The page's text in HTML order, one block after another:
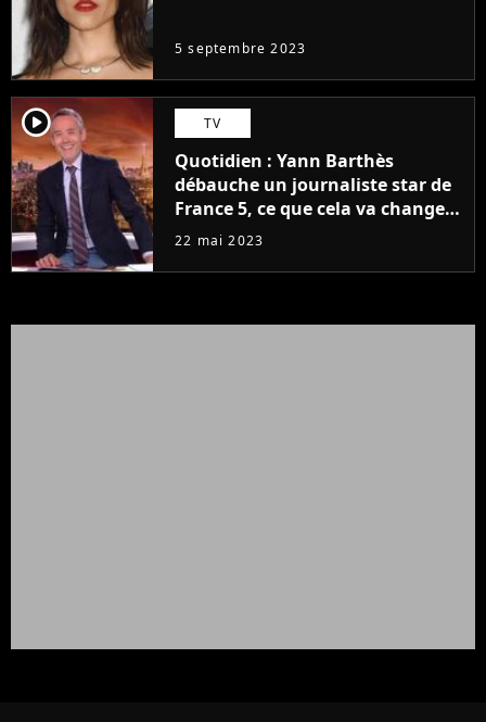
5 septembre 2023
player2 TV
Quotidien : Yann Barthès
débauche un journaliste star de
France 5, ce que cela va changer
à la rentrée
22 mai 2023